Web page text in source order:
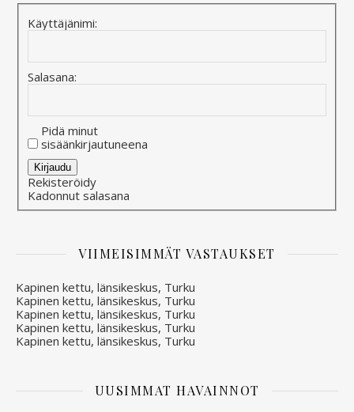
Käyttäjänimi:
Salasana:
Pidä minut
sisäänkirjautuneena
Alternative:
Kirjaudu
Rekisteröidy
Kadonnut salasana
VIIMEISIMMÄT VASTAUKSET
Kapinen kettu, länsikeskus, Turku
Kapinen kettu, länsikeskus, Turku
Kapinen kettu, länsikeskus, Turku
Kapinen kettu, länsikeskus, Turku
Kapinen kettu, länsikeskus, Turku
UUSIMMAT HAVAINNOT